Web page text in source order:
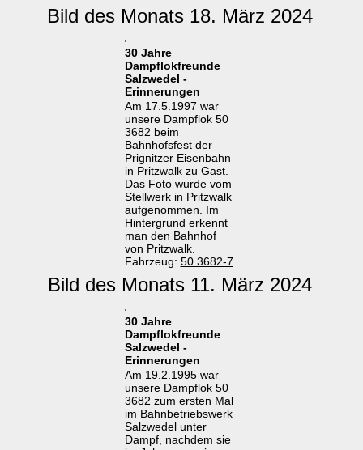
Bild des Monats 18. März 2024
30 Jahre
Dampflokfreunde
Salzwedel -
Erinnerungen
Am 17.5.1997 war
unsere Dampflok 50
3682 beim
Bahnhofsfest der
Prignitzer Eisenbahn
in Pritzwalk zu Gast.
Das Foto wurde vom
Stellwerk in Pritzwalk
aufgenommen. Im
Hintergrund erkennt
man den Bahnhof
von Pritzwalk.
Fahrzeug: 50 3682-7
Bild des Monats 11. März 2024
30 Jahre
Dampflokfreunde
Salzwedel -
Erinnerungen
Am 19.2.1995 war
unsere Dampflok 50
3682 zum ersten Mal
im Bahnbetriebswerk
Salzwedel unter
Dampf, nachdem sie